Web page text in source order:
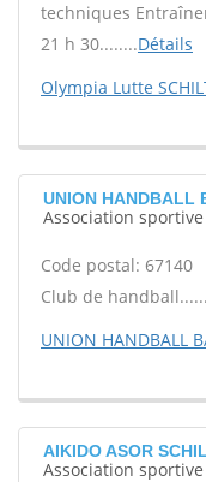
techniques
21 h 30........Détails
Olympia Lutte
UNION HANDBALL
Association sportive
Code postal: 67140
Club de
UNION HANDBALL
AIKIDO ASOR
Association sportive